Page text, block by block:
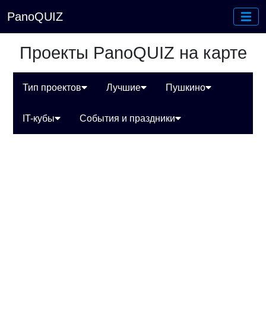
PanoQUIZ
Проекты PanoQUIZ на карте
Тип проектов Лучшие Пушкино
IT-кубы События и праздники